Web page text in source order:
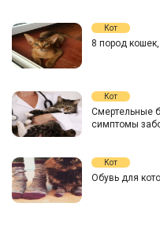
Кот
8 пород
Кот
Смертельные
симптомы
Кот
Обувь для